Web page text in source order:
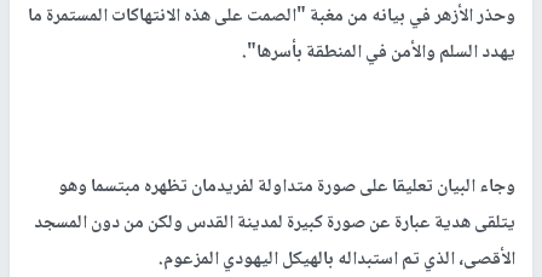
وحذر الأزهر في بيانه من مغبة "الصمت على هذه الانتهاكات المستمرة ما
يهدد السلم والأمن في المنطقة بأسرها".
وجاء البيان تعليقا على صورة متداولة لفريدمان تظهره مبتسما وهو
يتلقى هدية عبارة عن صورة كبيرة لمدينة القدس ولكن من دون المسجد
الأقصى، الذي تم استبداله بالهيكل اليهودي المزعوم.